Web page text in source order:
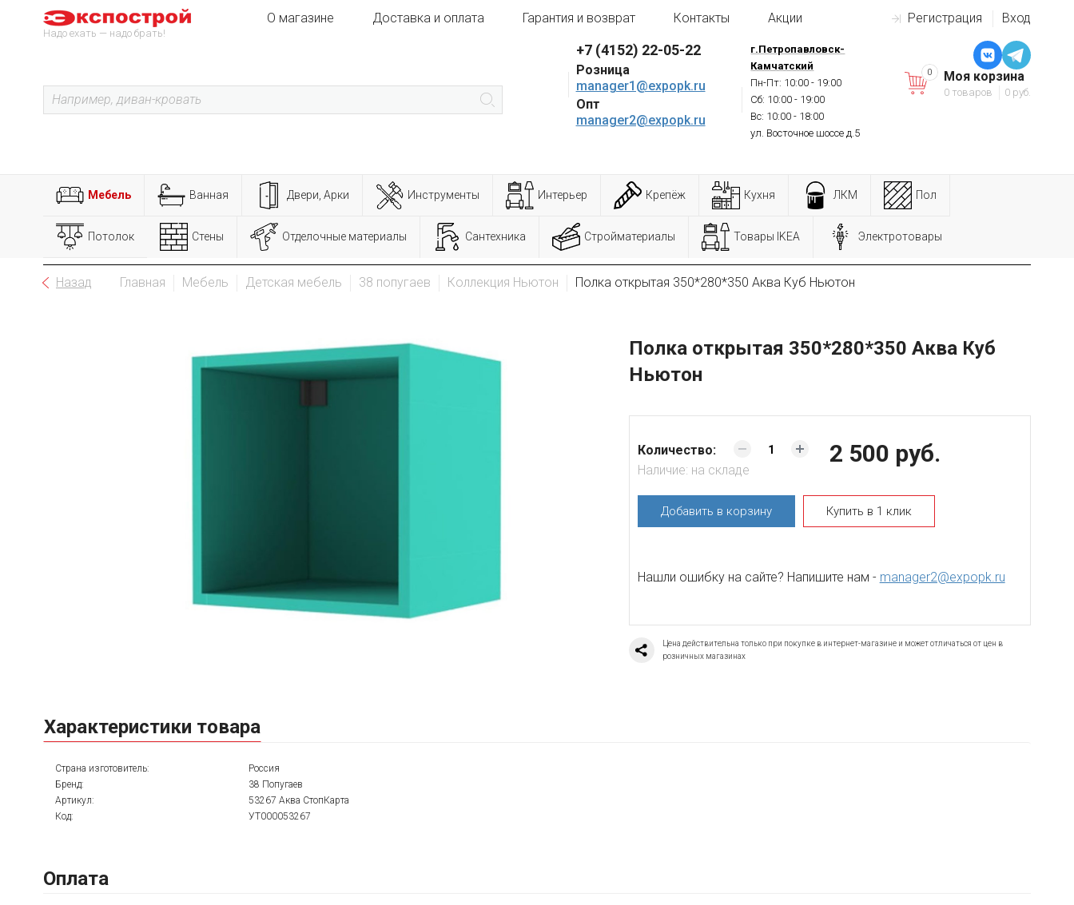
Надо ехать — надо брать!
Регистрация Вход
О магазине Доставка и оплата Гарантия и возврат Контакты Акции
+7 (4152) 22-05-22
Розница
manager1@expopk.ru
Опт
manager2@expopk.ru
г.Петропавловск-
Камчатский
Пн-Пт: 10:00 - 19:00
Сб: 10:00 - 19:00
Вс: 10:00 - 18:00
ул. Восточное шоссе д.5
Моя корзина
0 товаров 0 руб.
0
Мебель Ванная Двери, Арки Инструменты Интерьер Крепёж Кухня ЛКМ Пол
Потолок Стены Отделочные материалы Сантехника Стройматериалы Товары IKEA Электротовары
Назад Главная Мебель Детская мебель 38 попугаев Коллекция Ньютон Полка открытая 350*280*350 Аква Куб Ньютон
Полка открытая 350*280*350 Аква Куб
Ньютон
2 500 руб.
Количество:
Наличие: на складе
Добавить в корзину Купить в 1 клик
Нашли ошибку на сайте? Напишите нам - manager2@expopk.ru
Цена действительна только при покупке в интернет-магазине и может отличаться от цен в
розничных магазинах
Характеристики товара
Страна изготовитель:
Россия
Бренд:
38 Попугаев
Артикул:
53267 Аква СтопКарта
Код:
УТ000053267
Оплата